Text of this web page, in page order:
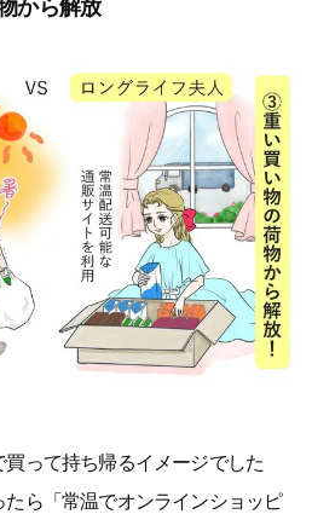
から解放
って持ち帰るイメージでした
ら「常温でオンラインショッピ